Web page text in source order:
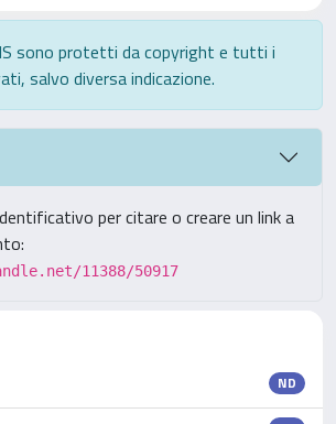
sono protetti da copyright e tutti i
salvo diversa indicazione.
per citare o creare un link a
11388/50917
ND